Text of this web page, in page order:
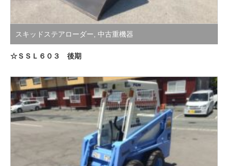
スキッドステアローダー 中古重機器
☆ＳＳＬ６０３ 後期